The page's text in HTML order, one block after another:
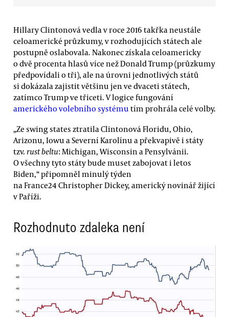
Hillary Clintonová vedla v roce 2016 takřka neustále
celoamerické průzkumy, v rozhodujících státech ale
postupně oslabovala. Nakonec získala celoamericky
o dvě procenta hlasů více než Donald Trump (průzkumy
předpovídali o tři), ale na úrovni jednotlivých států
si dokázala zajistit většinu jen ve dvaceti státech,
zatímco Trump ve třiceti. V logice fungování
amerického volebního systému tím prohrála celé volby.
„Ze swing states ztratila Clintonová Floridu, Ohio,
Arizonu, Iowu a Severní Karolínu a překvapivě i státy
tzv. rust beltu: Michigan, Wisconsin a Pensylvánii.
O všechny tyto státy bude muset zabojovat i letos
Biden,“ připomněl minulý týden
na France24 Christopher Dickey, americký novinář žijící
v Paříži.
Rozhodnuto zdaleka není